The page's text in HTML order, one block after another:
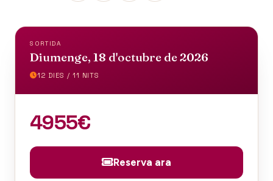
SORTIDA
Diumenge, 18 d'octubre de 2026
12 DIES / 11 NITS
4955€
Reserva ara